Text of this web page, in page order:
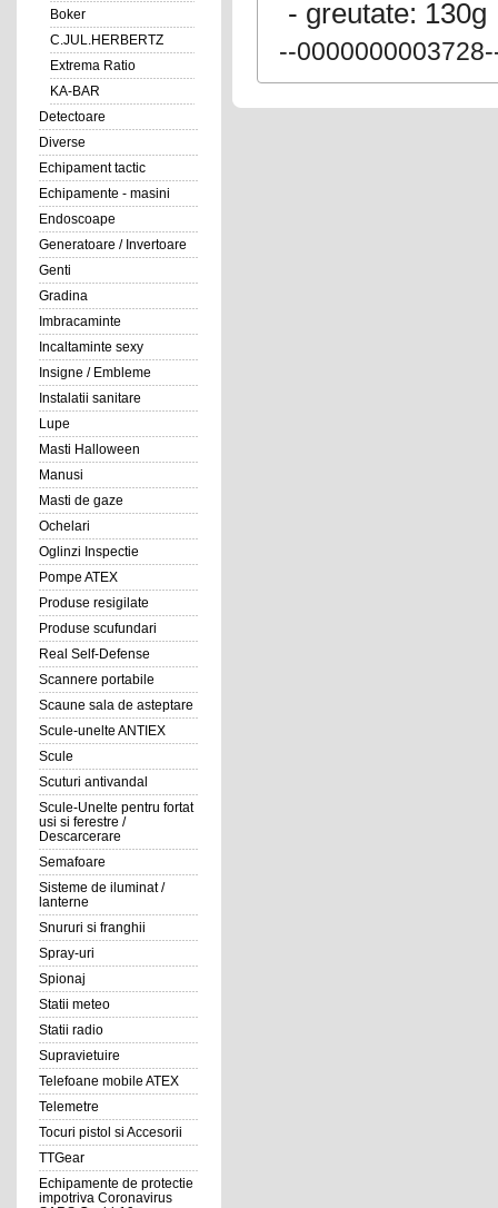
Boker
C.JUL.HERBERTZ
Extrema Ratio
KA-BAR
Detectoare
Diverse
Echipament tactic
Echipamente - masini
Endoscoape
Generatoare / Invertoare
Genti
Gradina
Imbracaminte
Incaltaminte sexy
Insigne / Embleme
Instalatii sanitare
Lupe
Masti Halloween
Manusi
Masti de gaze
Ochelari
Oglinzi Inspectie
Pompe ATEX
Produse resigilate
Produse scufundari
Real Self-Defense
Scannere portabile
Scaune sala de asteptare
Scule-unelte ANTIEX
Scule
Scuturi antivandal
Scule-Unelte pentru fortat
usi si ferestre /
Descarcerare
Semafoare
Sisteme de iluminat /
lanterne
Snururi si franghii
Spray-uri
Spionaj
Statii meteo
Statii radio
Supravietuire
Telefoane mobile ATEX
Telemetre
Tocuri pistol si Accesorii
TTGear
Echipamente de protectie
impotriva Coronavirus
- greutate: 130g
--